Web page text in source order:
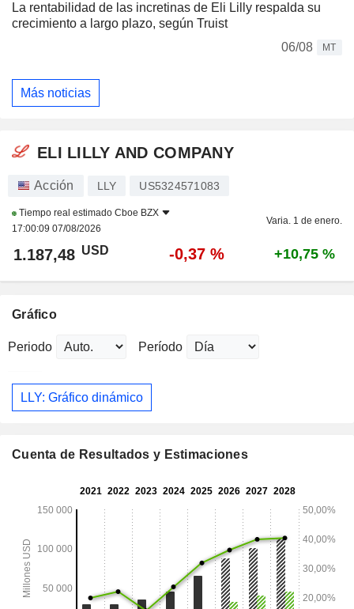
La rentabilidad de las incretinas de Eli Lilly respalda su
crecimiento a largo plazo, según Truist
06/08
MT
Más noticias
ELI LILLY AND COMPANY
Acción LLY US5324571083
Tiempo real estimado Cboe BZX
17:00:09 07/08/2026
Varia. 1 de enero.
1.187,48 USD -0,37 % +10,75 %
Gráfico
Periodo Período
LLY: Gráfico dinámico
Cuenta de Resultados y Estimaciones